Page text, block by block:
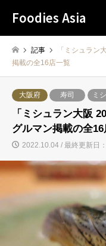
Foodies Asia
記事
「ミシュラン
掲載の全16店一覧
大阪府 寿司 ミ
「ミシュラン大阪
グルマン掲載の全
2022.10.04 / 最終更新日